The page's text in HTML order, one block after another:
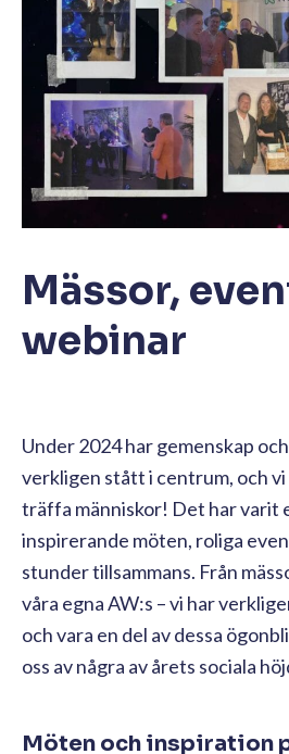
Mässor,
webinar
Under 2024 har gemenskap
verkligen stått i centrum, och vi
träffa människor! Det har varit
inspirerande möten, roliga
stunder tillsammans. Från
våra egna AW:s – vi har
och vara en del av dessa
oss av några av årets sociala
Möten och inspiration